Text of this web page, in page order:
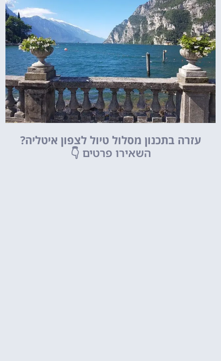
עזרה בתכנון מסלול טיול לצפון איטליה?
השאירו פרטים 👇